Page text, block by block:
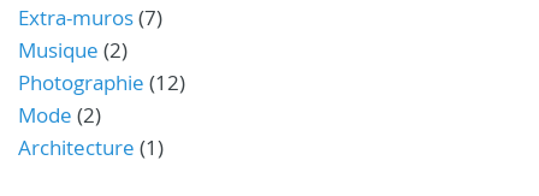
Extra-muros(7)
Musique (2)
Photographie (12)
Mode (2)
Architecture (1)